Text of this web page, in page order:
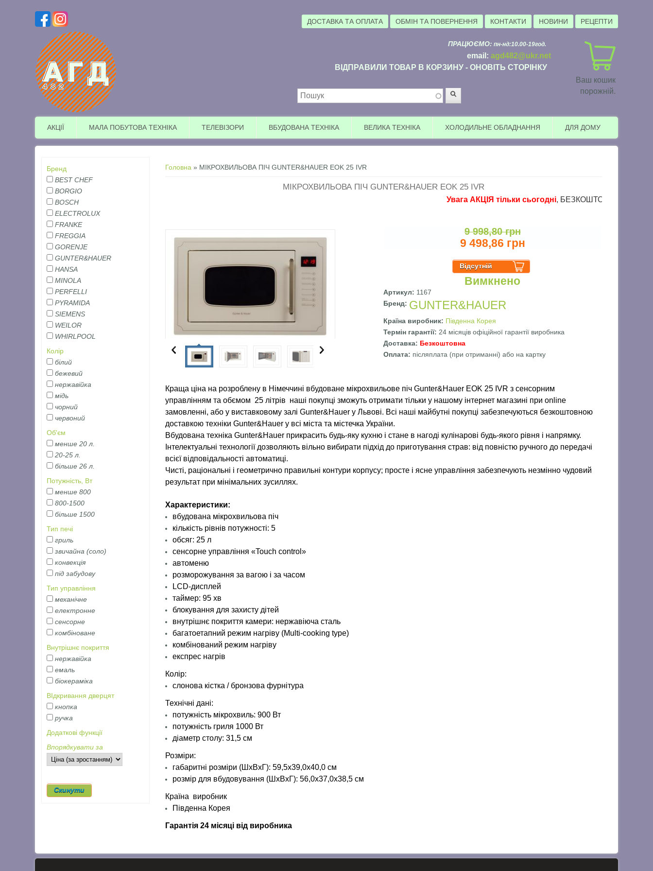
ДОСТАВКА ТА ОПЛАТА ОБМІН ТА ПОВЕРНЕННЯ КОНТАКТИ НОВИНИ РЕЦЕПТИ
Ваш кошик
порожній.
ПРАЦЮЄМО: пн-нд:10.00-19год.
email: agd482@ukr.net
ВІДПРАВИЛИ ТОВАР В КОРЗИНУ - ОНОВІТЬ СТОРІНКУ
Пошукова форма
АКЦІЇ МАЛА ПОБУТОВА ТЕХНІКА ТЕЛЕВІЗОРИ ВБУДОВАНА ТЕХНІКА ВЕЛИКА ТЕХНІКА ХОЛОДИЛЬНЕ ОБЛАДНАННЯ ДЛЯ ДОМУ
Ви є тут
Головна » МІКРОХВИЛЬОВА ПІЧ GUNTER&HAUER EOK 25 IVR
МІКРОХВИЛЬОВА ПІЧ GUNTER&HAUER EOK 25 IVR
Увага АКЦІЯ тільки сьогодні, БЕЗКОШТОВНА доставка в
9 998,80 грн
9 498,86 грн
Вимкнено
Артикул: 1167
Бренд: GUNTER&HAUER
Країна виробник: Південна Корея
Термін гарантії:24 місяців офіційної гарантії виробника
Доставка: Безкоштовна
Оплата: післяплата (при отриманні) або на картку
Краща ціна на розроблену в Німеччині вбудованe мікрохвильовe піч Gunter&Hauer EOK 25 IVR з сенсорним
управлінням та обємом 25 літрів наші покупці зможуть отримати тільки у нашому інтернет магазині при online
замовленні, або у виставковому залі Gunter&Hauer у Львові. Всі наші майбутні покупці забезпечуються безкоштовною
доставкою техніки Gunter&Hauer у всі міста та містечка України.
Вбудована техніка Gunter&Hauer прикрасить будь-яку кухню і стане в нагоді кулінарові будь-якого рівня і напрямку.
Інтелектуальні технології дозволяють вільно вибирати підхід до приготування страв: від повністю ручного до передачі
всієї відповідальності автоматиці.
Чисті, раціональні і геометрично правильні контури корпусу; просте і ясне управління забезпечують незмінно чудовий
результат при мінімальних зусиллях.
Характеристики:
вбудована мікрохвильова піч
кількість рівнів потужності: 5
обсяг: 25 л
сенсорне управління «Touch control»
автоменю
розморожування за вагою і за часом
LCD-дисплей
таймер: 95 хв
блокування для захисту дітей
внутрішнє покриття камери: нержавіюча сталь
багатоетапний режим нагріву (Multi-cooking type)
комбінований режим нагріву
експрес нагрів
Колір:
слонова кістка / бронзова фурнітура
Технічні дані:
потужність мікрохвиль: 900 Вт
потужність гриля 1000 Вт
діаметр столу: 31,5 см
Розміри:
габаритні розміри (ШхВхГ): 59,5х39,0х40,0 см
розмір для вбудовування (ШхВхГ): 56,0х37,0х38,5 см
Країна виробник
Південна Корея
Гарантія 24 місяці від виробника
Бренд
BEST CHEF
BORGIO
BOSCH
ELECTROLUX
FRANKE
FREGGIA
GORENJE
GUNTER&HAUER
HANSA
MINOLA
PERFELLI
PYRAMIDA
SIEMENS
WEILOR
WHIRLPOOL
Колір
білий
бежевий
нержавійка
мідь
чорний
червоний
Об'єм
менше 20 л.
20-25 л.
більше 26 л.
Потужність, Вт
менше 800
800-1500
більше 1500
Тип печі
гриль
звичайна (соло)
конвекція
під забудову
Тип управління
механічне
електронне
сенсорне
комбіноване
Внутрішнє покриття
нержавійка
емаль
біокераміка
ВІдкривання дверцят
кнопка
ручка
Додаткові функції
Впорядкувати за